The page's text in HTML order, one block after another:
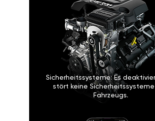
Sicherheitssysteme: Es
stört keine
Fahrzeugs.